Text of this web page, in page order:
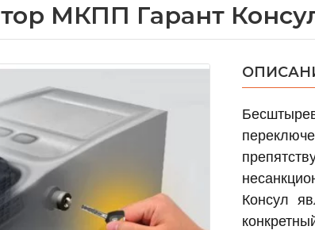
МКПП Гарант Консул
Консул